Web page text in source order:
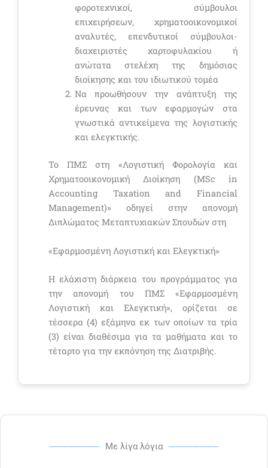
φοροτεχνικοί, σύμβουλοι
επιχειρήσεων, χρηματοοικονομικοί
αναλυτές, επενδυτικοί σύμβουλοι-
διαχειριστές χαρτοφυλακίου ή
ανώτατα στελέχη της δημόσιας
διοίκησης και του ιδιωτικού τομέα
Να προωθήσουν την ανάπτυξη της
έρευνας και των εφαρμογών στα
γνωστικά αντικείμενα της λογιστικής
και ελεγκτικής.
Το ΠΜΣ στη «Λογιστική Φορολογία και
Χρηματοοικονομική Διοίκηση (MSc in
Accounting Taxation and Financial
Management)» οδηγεί στην απονομή
Διπλώματος Μεταπτυχιακών Σπουδών στη
«Εφαρμοσμένη Λογιστική και Ελεγκτική»
Η ελάχιστη διάρκεια του προγράμματος για
την απονομή του ΠΜΣ «Εφαρμοσμένη
Λογιστική και Ελεγκτική», ορίζεται σε
τέσσερα (4) εξάμηνα εκ των οποίων τα τρία
(3) είναι διαθέσιμα για τα μαθήματα και το
τέταρτο για την εκπόνηση της Διατριβής.
Με λίγα λόγια